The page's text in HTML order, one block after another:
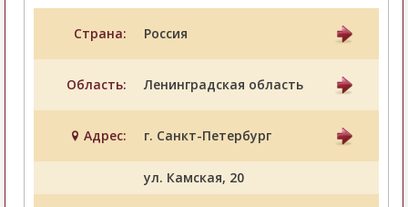
Страна: Россия
Область: Ленинградская область
Адрес: г. Санкт-Петербург
ул. Камская, 20